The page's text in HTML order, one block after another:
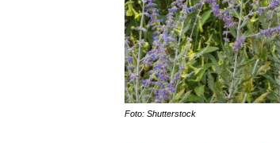
Foto: Shutterstock